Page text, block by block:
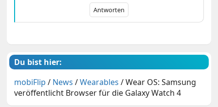
Antworten
Du bist hier:
mobiFlip / News /Wearables /Wear OS: Samsung
veröffentlicht Browser für die Galaxy Watch 4